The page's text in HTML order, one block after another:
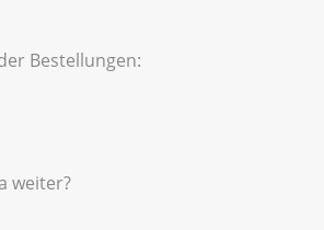
Bestellungen:
weiter?